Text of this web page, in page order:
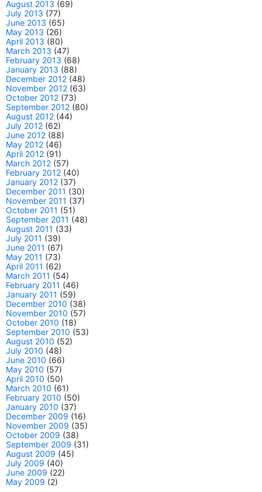
August 2013 (69)
July 2013 (77)
June 2013 (65)
May 2013 (26)
April 2013 (80)
March 2013 (47)
February 2013 (68)
January 2013 (88)
December 2012 (48)
November 2012 (63)
October 2012 (73)
September 2012 (80)
August 2012 (44)
July 2012 (62)
June 2012 (88)
May 2012 (46)
April 2012 (91)
March 2012 (57)
February 2012 (40)
January 2012 (37)
December 2011 (30)
November 2011 (37)
October 2011 (51)
September 2011 (48)
August 2011 (33)
July 2011 (39)
June 2011 (67)
May 2011 (73)
April 2011 (62)
March 2011 (54)
February 2011 (46)
January 2011 (59)
December 2010 (38)
November 2010 (57)
October 2010 (18)
September 2010 (53)
August 2010 (52)
July 2010 (48)
June 2010 (66)
May 2010 (57)
April 2010 (50)
March 2010 (61)
February 2010 (50)
January 2010 (37)
December 2009 (16)
November 2009 (35)
October 2009 (38)
September 2009 (31)
August 2009 (45)
July 2009 (40)
June 2009 (22)
May 2009 (2)